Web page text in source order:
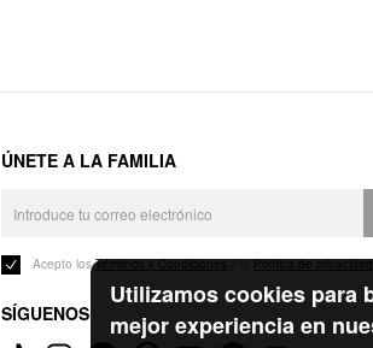
Utilizamos cookies para
mejor experiencia en
ÚNETE A LA FAMILIA
Acepto losTérminos y Condicionesy laPolítica de privacidad
SÍGUENOS